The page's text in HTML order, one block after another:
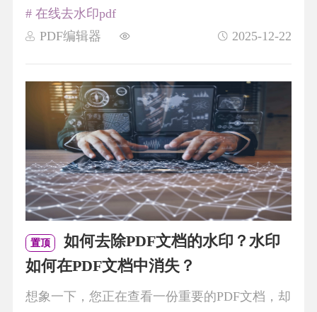
PDF编辑器 2025-12-22
# 在线去水印pdf
置顶
如何去除PDF文档的水印？水印
如何在PDF文档中消失？
想象一下，您正在查看一份重要的PDF文档，却